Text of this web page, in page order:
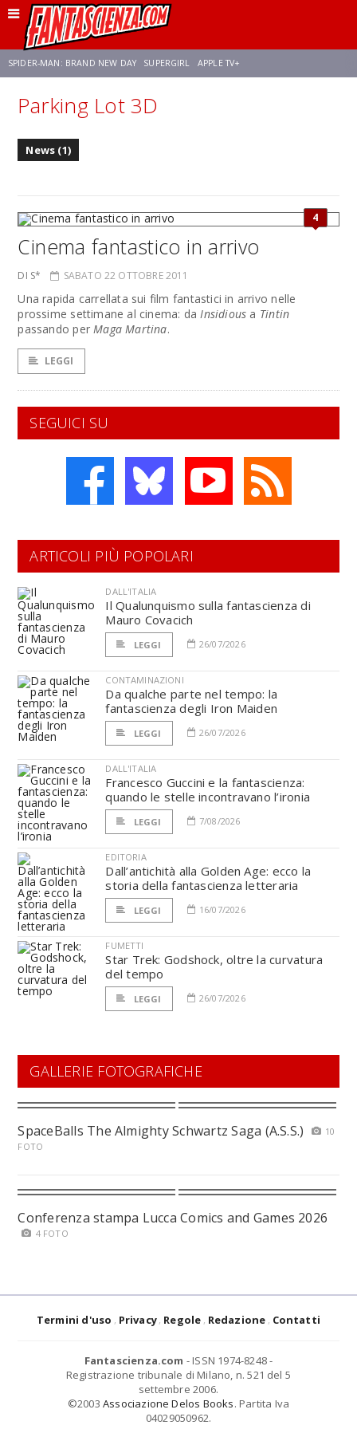
SPIDER-MAN: BRAND NEW DAY SUPERGIRL APPLE TV+
FRANCO RICCIARDIELLO ZENDAYA
Parking Lot 3D
News (1)
4
Cinema fantastico in arrivo
DI S* SABATO 22 OTTOBRE 2011
Una rapida carrellata sui film fantastici in arrivo nelle
prossime settimane al cinema: daInsidious a Tintin
passando perMaga Martina.
LEGGI
SEGUICI SU
ARTICOLI PIÙ POPOLARI
DALL'ITALIA
Il Qualunquismo sulla fantascienza di
Mauro Covacich
LEGGI 26/07/2026
CONTAMINAZIONI
Da qualche parte nel tempo: la
fantascienza degli Iron Maiden
LEGGI 26/07/2026
DALL'ITALIA
Francesco Guccini e la fantascienza:
quando le stelle incontravano l’ironia
LEGGI 7/08/2026
EDITORIA
Dall’antichità alla Golden Age: ecco la
storia della fantascienza letteraria
LEGGI 16/07/2026
FUMETTI
Star Trek: Godshock, oltre la curvatura
del tempo
LEGGI 26/07/2026
GALLERIE FOTOGRAFICHE
SpaceBalls The Almighty Schwartz Saga (A.S.S.)
10
FOTO
Conferenza stampa Lucca Comics and Games 2026
4 FOTO
Termini d'uso Privacy Regole Redazione Contatti
Fantascienza.com - ISSN 1974-8248 -
Registrazione tribunale di Milano, n. 521 del 5
settembre 2006.
©2003 Associazione Delos Books. Partita Iva
04029050962.